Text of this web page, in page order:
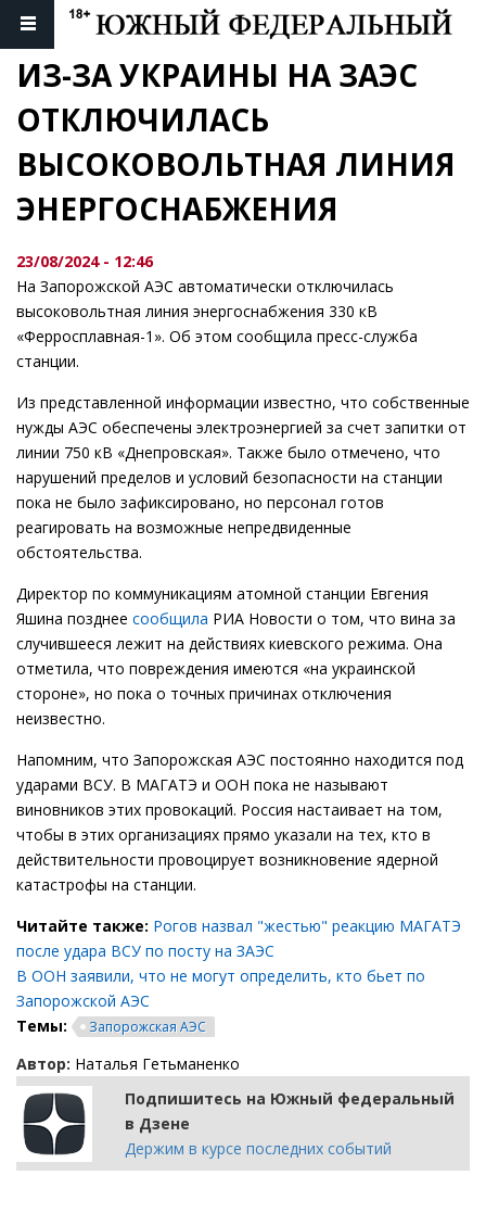
ИЗ-ЗА УКРАИНЫ НА ЗАЭС
ОТКЛЮЧИЛАСЬ
ВЫСОКОВОЛЬТНАЯ ЛИНИЯ
ЭНЕРГОСНАБЖЕНИЯ
23/08/2024 - 12:46
На Запорожской АЭС автоматически отключилась
высоковольтная линия энергоснабжения 330 кВ
«Ферросплавная-1». Об этом сообщила пресс-служба
станции.
Из представленной информации известно, что собственные
нужды АЭС обеспечены электроэнергией за счет запитки от
линии 750 кВ «Днепровская». Также было отмечено, что
нарушений пределов и условий безопасности на станции
пока не было зафиксировано, но персонал готов
реагировать на возможные непредвиденные
обстоятельства.
Директор по коммуникациям атомной станции Евгения
Яшина позднее сообщила РИА Новости о том, что вина за
случившееся лежит на действиях киевского режима. Она
отметила, что повреждения имеются «на украинской
стороне», но пока о точных причинах отключения
неизвестно.
Напомним, что Запорожская АЭС постоянно находится под
ударами ВСУ. В МАГАТЭ и ООН пока не называют
виновников этих провокаций. Россия настаивает на том,
чтобы в этих организациях прямо указали на тех, кто в
действительности провоцирует возникновение ядерной
катастрофы на станции.
Читайте также: Рогов назвал "жестью" реакцию МАГАТЭ
после удара ВСУ по посту на ЗАЭС
В ООН заявили, что не могут определить, кто бьет по
Запорожской АЭС
Темы:
Запорожская АЭС
Автор: Наталья Гетьманенко
Подпишитесь на Южный федеральный
в Дзене
Держим в курсе последних событий